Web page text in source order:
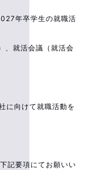
年卒学生の就職活
、就活会議（就活会
に向けて就職活動を
記要項にてお願いい